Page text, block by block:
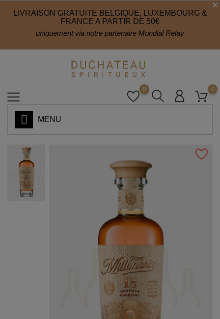
LIVRAISON GRATUITE BELGIQUE, LUXEMBOURG &
FRANCE A PARTIR DE 50€
uniquement via notre partenaire Mondial Relay
0
0
MENU